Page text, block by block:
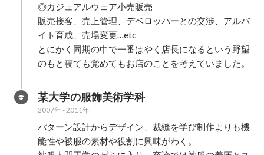
◎カジュアルウェア小売販売
販売接客、売上管理、デベロッパーとの交渉、アルバ
イト育成、売場変更…etc
とにかく同期の中で一番はやく店長になるという野望
のもと寝ても覚めてもお店のことを考えていました。
某大学の服飾美術学科
2007年- 2011年
パターン設計からデザイン、裁縫を学び制作よりも機
能性や被服の素材や役割に興味がわく。